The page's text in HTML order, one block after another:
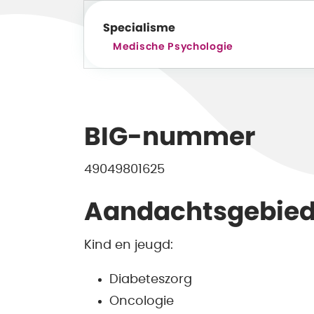
Specialisme
Medische Psychologie
BIG-nummer
49049801625
Kind en jeugd:
Diabeteszorg
Oncologie